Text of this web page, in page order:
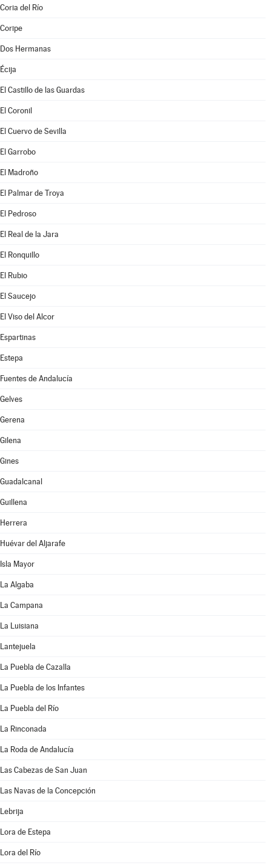
Coria del Río
Coripe
Dos Hermanas
Écija
El Castillo de las Guardas
El Coronil
El Cuervo de Sevilla
El Garrobo
El Madroño
El Palmar de Troya
El Pedroso
El Real de la Jara
El Ronquillo
El Rubio
El Saucejo
El Viso del Alcor
Espartinas
Estepa
Fuentes de Andalucía
Gelves
Gerena
Gilena
Gines
Guadalcanal
Guillena
Herrera
Huévar del Aljarafe
Isla Mayor
La Algaba
La Campana
La Luisiana
Lantejuela
La Puebla de Cazalla
La Puebla de los Infantes
La Puebla del Río
La Rinconada
La Roda de Andalucía
Las Cabezas de San Juan
Las Navas de la Concepción
Lebrija
Lora de Estepa
Lora del Río